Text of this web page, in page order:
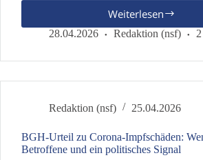
Weiterlesen
„Timmy“
–
Wal
für
deutsche
Politik
28.04.2026 Redaktion (nsf)
Redaktion (nsf) 25.04.2026
BGH-Urteil zu Corona-Impfschäden:
Betroffene und ein politisches Signal